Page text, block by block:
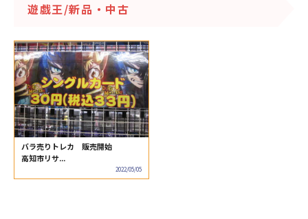
遊戯王/新品・中古
バラ売りトレカ 販売開始
高知市リサ...
2022/05/05